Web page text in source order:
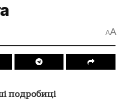
AA
подробиці